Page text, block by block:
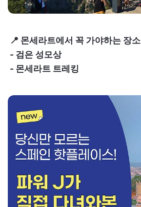
📍 몬세라트에서 꼭 가야하는 장소
- 검은 성모상
- 몬세라트 트레킹